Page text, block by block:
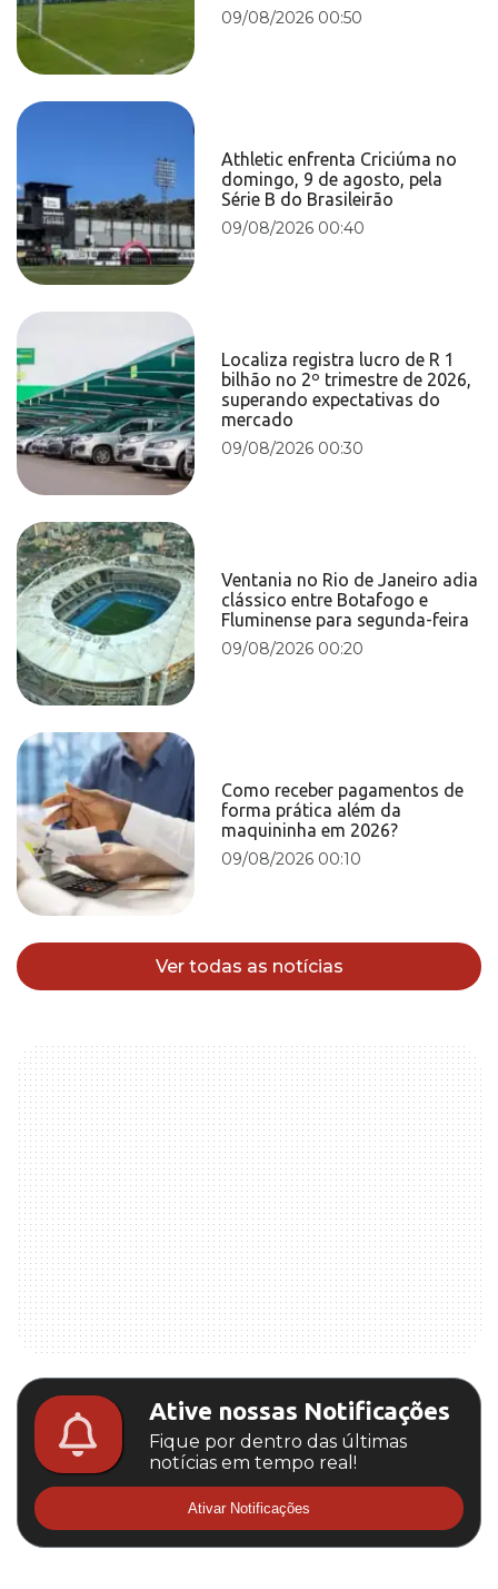
09/08/2026 00:50
Athletic enfrenta Criciúma no
domingo, 9 de agosto, pela
Série B do Brasileirão
09/08/2026 00:40
Localiza registra lucro de R 1
bilhão no 2º trimestre de 2026,
superando expectativas do
mercado
09/08/2026 00:30
Ventania no Rio de Janeiro adia
clássico entre Botafogo e
Fluminense para segunda-feira
09/08/2026 00:20
Como receber pagamentos de
forma prática além da
maquininha em 2026?
09/08/2026 00:10
Ver todas as notícias
Ative nossas Notificações
Fique por dentro das últimas
notícias em tempo real!
Ativar Notificações